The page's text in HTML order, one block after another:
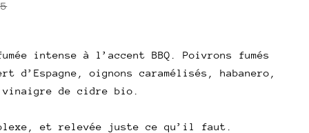
intense à l’accent BBQ. Poivrons fumés
d’Espagne, oignons caramélisés, habanero,
de cidre bio.
et relevée juste ce qu’il faut.